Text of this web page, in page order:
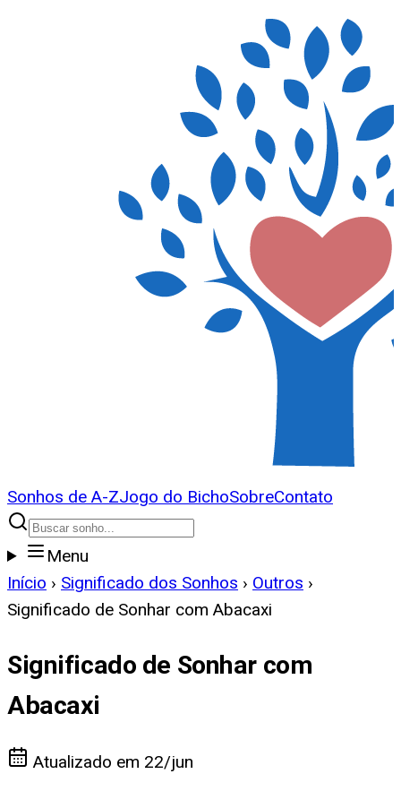
Sonhos de A-ZJogo do BichoSobreContato
Menu
Início › Significado dos Sonhos › Outros ›
Significado de Sonhar com Abacaxi
Significado de Sonhar com
Abacaxi
Atualizado em 22/jun